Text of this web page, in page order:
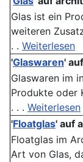
Glas ist ein
weiteren
. . Weiterlesen
'Glaswaren'
Glaswaren im
Produkte oder
. . . Weiterlesen
'Floatglas' auf
Floatglas im
Art von Glas,